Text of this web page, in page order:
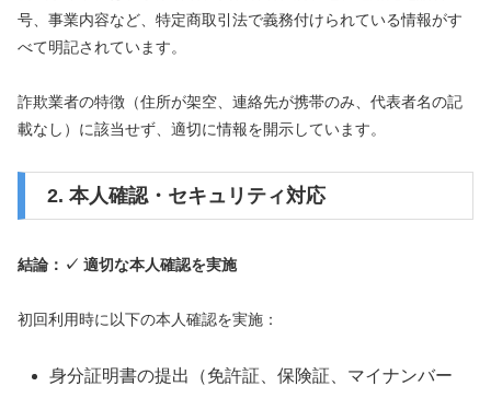
号、事業内容など、特定商取引法で義務付けられている情報がす
べて明記されています。
詐欺業者の特徴（住所が架空、連絡先が携帯のみ、代表者名の記
載なし）に該当せず、適切に情報を開示しています。
2. 本人確認・セキュリティ対応
結論：✓ 適切な本人確認を実施
初回利用時に以下の本人確認を実施：
身分証明書の提出（免許証、保険証、マイナンバー